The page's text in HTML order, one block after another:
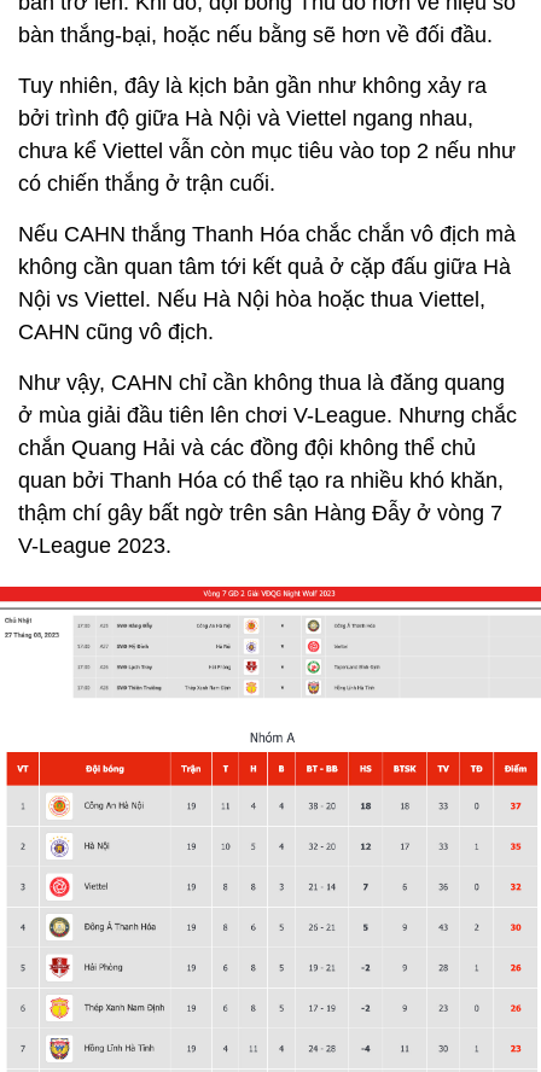
bàn thắng-bại, hoặc nếu bằng sẽ hơn về đối đầu.
Tuy nhiên, đây là kịch bản gần như không xảy ra
bởi trình độ giữa Hà Nội và Viettel ngang nhau,
chưa kể Viettel vẫn còn mục tiêu vào top 2 nếu như
có chiến thắng ở trận cuối.
Nếu CAHN thắng Thanh Hóa chắc chắn vô địch mà
không cần quan tâm tới kết quả ở cặp đấu giữa Hà
Nội vs Viettel. Nếu Hà Nội hòa hoặc thua Viettel,
CAHN cũng vô địch.
Như vậy, CAHN chỉ cần không thua là đăng quang
ở mùa giải đầu tiên lên chơi V-League. Nhưng chắc
chắn Quang Hải và các đồng đội không thể chủ
quan bởi Thanh Hóa có thể tạo ra nhiều khó khăn,
thậm chí gây bất ngờ trên sân Hàng Đẫy ở vòng 7
V-League 2023.